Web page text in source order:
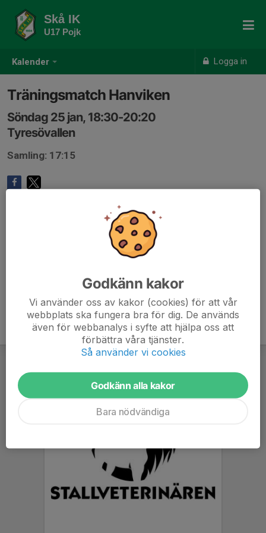
Kalender Logga in
Skå IK
U17 Pojk
Träningsmatch Hanviken
Söndag 25 jan, 18:30-20:20
Tyresövallen
Samling: 17:15
Godkänn kakor
Vi använder oss av kakor (cookies) för att vår
webbplats ska fungera bra för dig. De används
även för webbanalys i syfte att hjälpa oss att
förbättra våra tjänster.
Så använder vi cookies
Godkänn alla kakor
Bara nödvändiga